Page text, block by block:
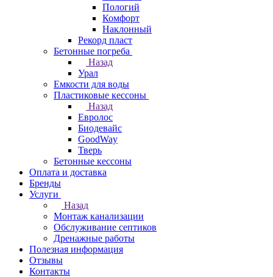
Пологий
Комфорт
Наклонный
Рекорд пласт
Бетонные погреба
Назад
Урал
Емкости для воды
Пластиковые кессоны
Назад
Евролос
Биодевайс
GoodWay
Тверь
Бетонные кессоны
Оплата и доставка
Бренды
Услуги
Назад
Монтаж канализации
Обслуживание септиков
Дренажные работы
Полезная информация
Отзывы
Контакты